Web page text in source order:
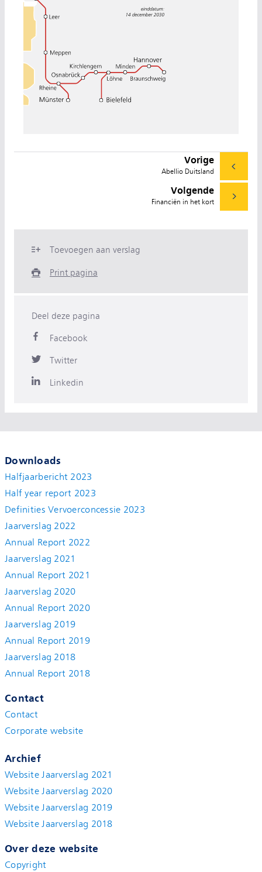
Vorige
Abellio Duitsland
Volgende
Financiën in het kort
Toevoegen aan verslag
Print pagina
Deel deze pagina
Facebook
Twitter
Linkedin
Downloads
Halfjaarbericht 2023
Half year report 2023
Definities Vervoerconcessie 2023
Jaarverslag 2022
Annual Report 2022
Jaarverslag 2021
Annual Report 2021
Jaarverslag 2020
Annual Report 2020
Jaarverslag 2019
Annual Report 2019
Jaarverslag 2018
Annual Report 2018
Contact
Contact
Corporate website
Archief
Website Jaarverslag 2021
Website Jaarverslag 2020
Website Jaarverslag 2019
Website Jaarverslag 2018
Over deze website
Copyright